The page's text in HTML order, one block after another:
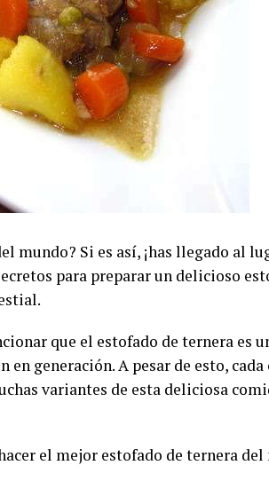
mundo? Si es así, ¡has llegado al
para preparar un delicioso
que el estofado de ternera es
generación. A pesar de esto, cada
variantes de esta deliciosa
el mejor estofado de ternera del